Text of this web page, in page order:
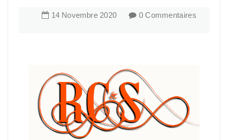
14 Novembre 2020 0 Commentaires